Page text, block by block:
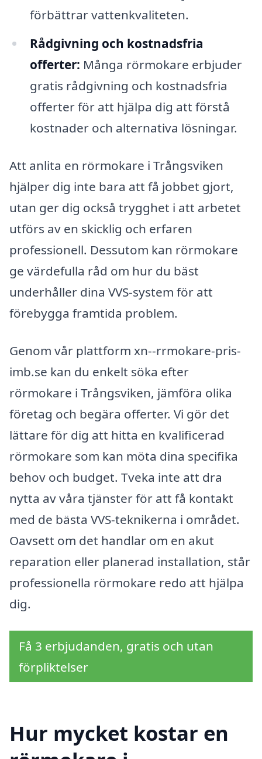
förbättrar vattenkvaliteten.
Rådgivning och kostnadsfria
offerter: Många rörmokare erbjuder
gratis rådgivning och kostnadsfria
offerter för att hjälpa dig att förstå
kostnader och alternativa lösningar.
Att anlita en rörmokare i Trångsviken
hjälper dig inte bara att få jobbet gjort,
utan ger dig också trygghet i att arbetet
utförs av en skicklig och erfaren
professionell. Dessutom kan rörmokare
ge värdefulla råd om hur du bäst
underhåller dina VVS-system för att
förebygga framtida problem.
Genom vår plattform xn--rrmokare-pris-
imb.se kan du enkelt söka efter
rörmokare i Trångsviken, jämföra olika
företag och begära offerter. Vi gör det
lättare för dig att hitta en kvalificerad
rörmokare som kan möta dina specifika
behov och budget. Tveka inte att dra
nytta av våra tjänster för att få kontakt
med de bästa VVS-teknikerna i området.
Oavsett om det handlar om en akut
reparation eller planerad installation, står
professionella rörmokare redo att hjälpa
dig.
Få 3 erbjudanden, gratis och utan
förpliktelser
Hur mycket kostar en